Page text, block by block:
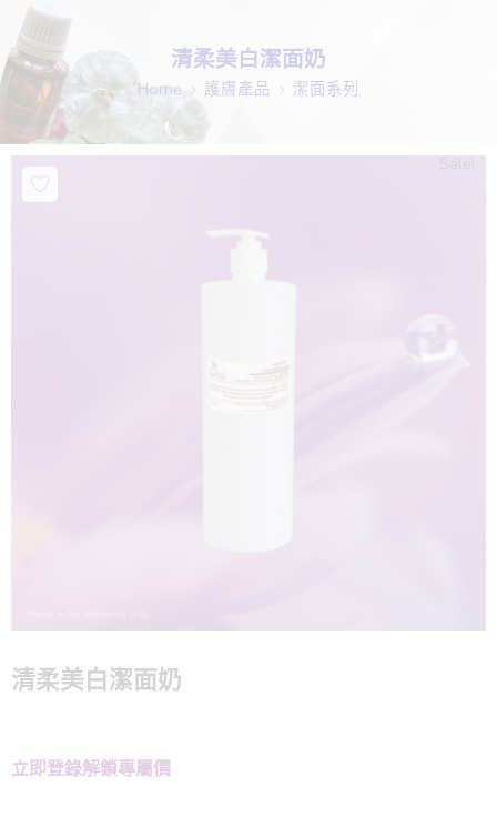
清柔美白潔面奶
Home 護膚產品 潔面系列
Sale!
清柔美白潔面奶
立即登錄解鎖專屬價